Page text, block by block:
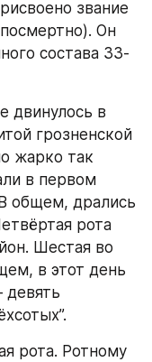
звание
Он
состава 33-
двинулось в
грозненской
жарко так
в первом
общем, дрались
рота
Шестая во
в этот день
девять
рота. Ротному